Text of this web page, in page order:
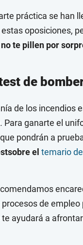
práctica se han
oposiciones,
te pillen por
de
de los incendios
Para ganarte el
que pondrán a
el temario
de
ayudará a